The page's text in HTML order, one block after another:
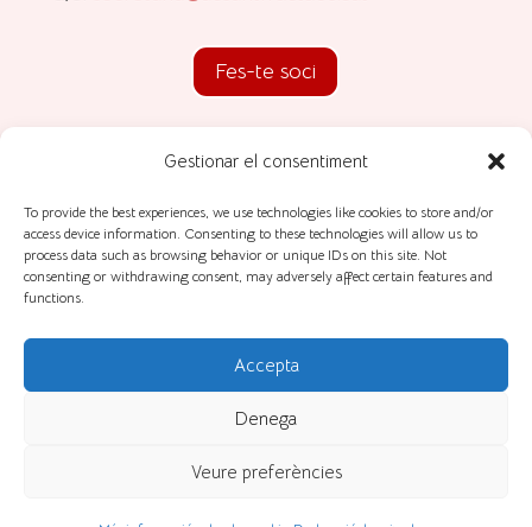
Gestionar el consentiment
To provide the best experiences, we use technologies like cookies to store and/or
access device information. Consenting to these technologies will allow us to
process data such as browsing behavior or unique IDs on this site. Not
consenting or withdrawing consent, may adversely affect certain features and
functions.
Accepta
Denega
Veure preferències
Fes-te soci
Avís legal
Política de Cookies
Protecció de dades